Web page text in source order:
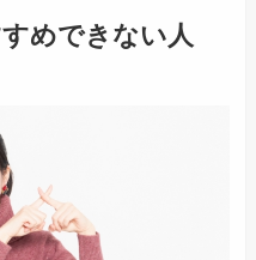
めできない人